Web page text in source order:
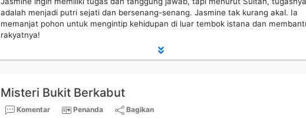
adalah menjadi putri sejati dan bersenang-senang. Jasmine tak kurang akal. Ia
memanjat pohon untuk mengintip kehidupan di luar tembok istana dan
rakyatnya!
Misteri Bukit Berkabut
Komentar Penanda Bagikan